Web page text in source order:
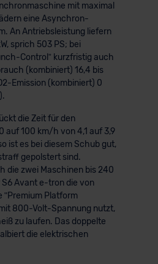
mit maximal
eine Asynchron-
An Antriebsleistung liefern
sprich 503 PS; bei
Control” kurzfristig auch
(kombiniert) 16,4 bis
Emission (kombiniert) 0
die Zeit für den
auf 100 km/h von 4,1 auf 3,9
ist es bei diesem Schub gut,
gepolstert sind.
die zwei Maschinen bis 240
Avant e-tron die von
ʺPremium Platform
800-Volt-Spannung nutzt,
zu laufen. Das doppelte
die elektrischen